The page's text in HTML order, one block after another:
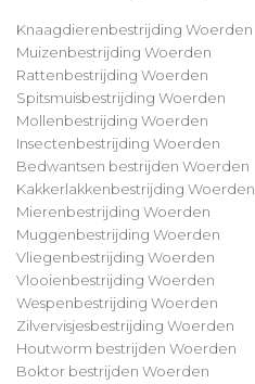
Knaagdierenbestrijding Woerden
Muizenbestrijding Woerden
Rattenbestrijding Woerden
Spitsmuisbestrijding Woerden
Mollenbestrijding Woerden
Insectenbestrijding Woerden
Bedwantsen bestrijden Woerden
Kakkerlakkenbestrijding Woerden
Mierenbestrijding Woerden
Muggenbestrijding Woerden
Vliegenbestrijding Woerden
Vlooienbestrijding Woerden
Wespenbestrijding Woerden
Zilvervisjesbestrijding Woerden
Houtworm bestrijden Woerden
Boktor bestrijden Woerden